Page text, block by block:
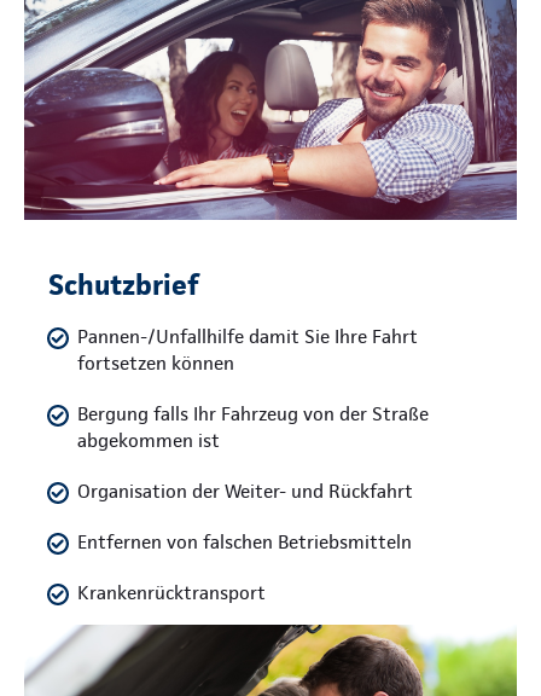
Schutzbrief
Pannen-/Unfallhilfe damit Sie Ihre Fahrt
fortsetzen können
Bergung falls Ihr Fahrzeug von der Straße
abgekommen ist
Organisation der Weiter- und Rückfahrt
Entfernen von falschen Betriebsmitteln
Krankenrücktransport